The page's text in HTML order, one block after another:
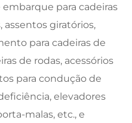
embarque para cadeiras
assentos giratórios,
para cadeiras de
de rodas, acessórios
para condução de
elevadores
malas, etc., e